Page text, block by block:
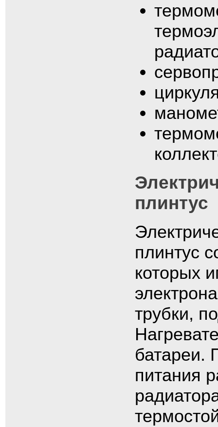
плинтус
плинтус
которых
трубки,
батареи.
питания